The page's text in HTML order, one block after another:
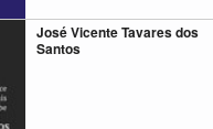
José Vicente Tavares dos
Santos